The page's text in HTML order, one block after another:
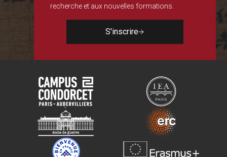
recherche et aux nouvelles formations.
S'inscrire